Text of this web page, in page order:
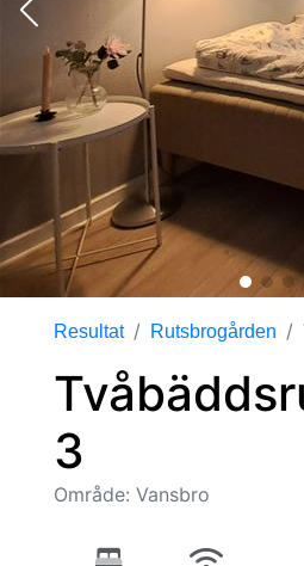
Resultat Rutsbrogården
3
Område: Vansbro